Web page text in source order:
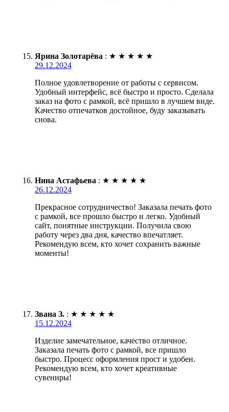
Ярина Золотарёва : ★ ★ ★ ★ ★
29.12.2024
Полное удовлетворение от работы с сервисом.
Удобный интерфейс, всё быстро и просто. Сделала
заказ на фото с рамкой, всё пришло в лучшем виде.
Качество отпечатков достойное, буду заказывать
снова.
Нина Астафьева : ★ ★ ★ ★ ★
26.12.2024
Прекрасное сотрудничество! Заказала печать фото
с рамкой, все прошло быстро и легко. Удобный
сайт, понятные инструкции. Получила свою
работу через два дня, качество впечатляет.
Рекомендую всем, кто хочет сохранить важные
моменты!
Звана З. : ★ ★ ★ ★ ★
15.12.2024
Изделие замечательное, качество отличное.
Заказала печать фото с рамкой, все пришло
быстро. Процесс оформления прост и удобен.
Рекомендую всем, кто хочет креативные
сувениры!